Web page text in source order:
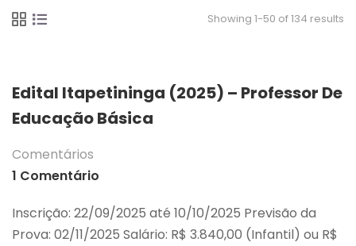
Showing 1-50 of 134 results
Edital Itapetininga (2025) – Professor De
Educação Básica
Comentários
1 Comentário
Inscrição: 22/09/2025 até 10/10/2025 Previsão da
Prova: 02/11/2025 Salário: R$ 3.840,00 (Infantil) ou R$